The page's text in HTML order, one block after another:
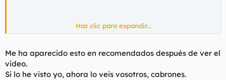
Haz clic para expandir...
Me ha aparecido esto en recomendados después de ver el
vídeo.
Si lo he visto yo, ahora lo veis vosotros, cabrones.